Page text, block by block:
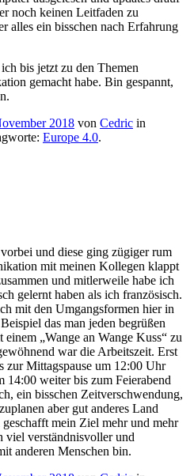
noch keinen Leitfaden zu
alles ein bisschen nach Erfahrung
bis jetzt zu den Themen
gemacht habe. Bin gespannt,
2018 von Cedric in
Europe 4.0.
und diese ging zügiger rum
mit meinen Kollegen klappt
und mitlerweile habe ich
gelernt haben als ich französisch.
mit den Umgangsformen hier in
das man jeden begrüßen
„Wange an Wange Kuss“ zu
war die Arbeitszeit. Erst
zur Mittagspause um 12:00 Uhr
14:00 weiter bis zum Feierabend
ein bisschen Zeitverschwendung,
aber gut anderes Land
geschafft mein Ziel mehr und mehr
viel verständnisvoller und
anderen Menschen bin.